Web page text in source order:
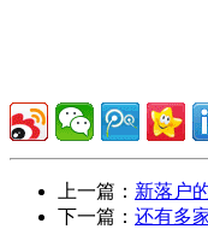
上一篇： 新落户
下一篇： 还有多